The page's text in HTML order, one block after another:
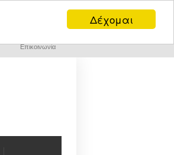
Δέχομαι
Επικοινωνία